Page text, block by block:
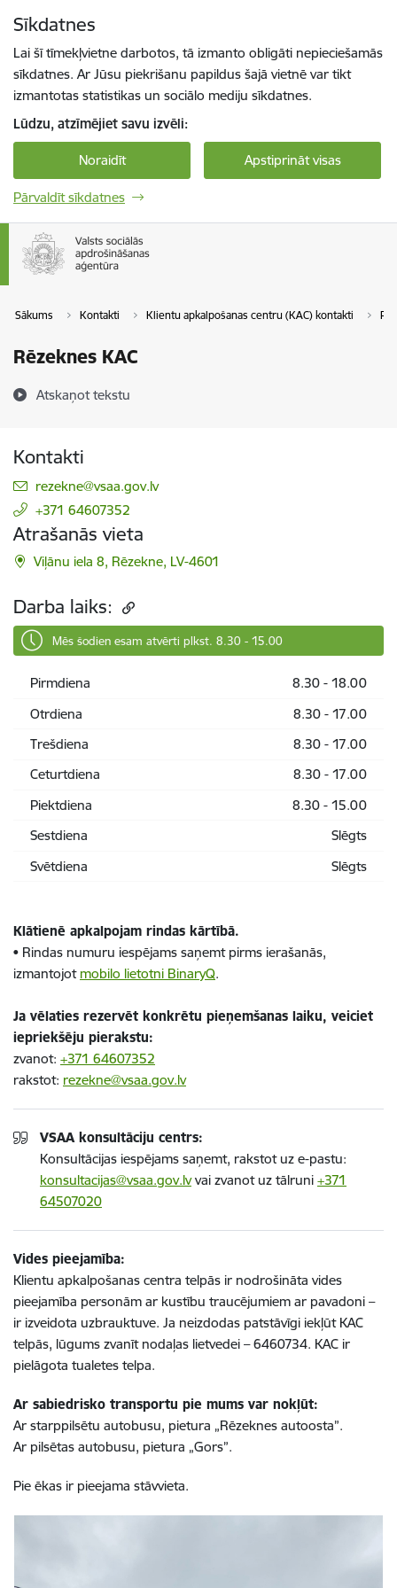
Sīkdatnes
Lai šī tīmekļvietne darbotos, tā izmanto obligāti nepieciešamās
sīkdatnes. Ar Jūsu piekrišanu papildus šajā vietnē var tikt
izmantotas statistikas un sociālo mediju sīkdatnes.
Lūdzu, atzīmējiet savu izvēli:
Noraidīt Apstiprināt visas
Pārvaldīt sīkdatnes
Sākums Kontakti Klientu apkalpošanas centru (KAC) kontakti
Rēzeknes KAC
Atskaņot tekstu
Kontakti
E-pasts:
rezekne@vsaa.gov.lv
+371 64607352
Atrašanās vieta
Viļānu iela 8, Rēzekne, LV-4601
Darba laiks:
Mēs šodien esam atvērti plkst. 8.30 - 15.00
Pirmdiena
8.30 - 18.00
Otrdiena
8.30 - 17.00
Trešdiena
8.30 - 17.00
Ceturtdiena
8.30 - 17.00
Piektdiena
8.30 - 15.00
Sestdiena
Slēgts
Svētdiena
Slēgts
Klātienē apkalpojam rindas kārtībā.
• Rindas numuru iespējams saņemt pirms ierašanās,
izmantojot mobilo lietotni BinaryQ.
Ja vēlaties rezervēt konkrētu pieņemšanas laiku, veiciet
iepriekšēju pierakstu:
zvanot: +371 64607352
rakstot: rezekne@vsaa.gov.lv
VSAA konsultāciju centrs:
Konsultācijas iespējams saņemt, rakstot uz e-pastu:
konsultacijas@vsaa.gov.lvvai zvanot uz tālruni +371
64507020
Vides pieejamība:
Klientu apkalpošanas centra telpās ir nodrošināta vides
pieejamība personām ar kustību traucējumiem ar pavadoni –
ir izveidota uzbrauktuve. Ja neizdodas patstāvīgi iekļūt KAC
telpās, lūgums zvanīt nodaļas lietvedei – 6460734. KAC ir
pielāgota tualetes telpa.
Ar sabiedrisko transportu pie mums var nokļūt:
Ar starppilsētu autobusu, pietura „Rēzeknes autoosta”.
Ar pilsētas autobusu, pietura „Gors”.
Pie ēkas ir pieejama stāvvieta.